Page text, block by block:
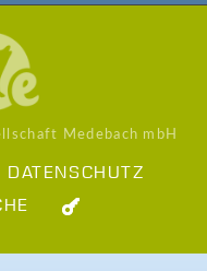
Medebach mbH